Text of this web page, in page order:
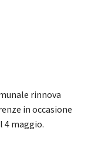
rinnova
in occasione
4 maggio.